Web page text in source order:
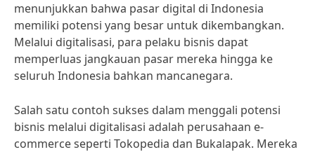
menunjukkan bahwa pasar digital di Indonesia
memiliki potensi yang besar untuk dikembangkan.
Melalui digitalisasi, para pelaku bisnis dapat
memperluas jangkauan pasar mereka hingga ke
seluruh Indonesia bahkan mancanegara.
Salah satu contoh sukses dalam menggali potensi
bisnis melalui digitalisasi adalah perusahaan e-
commerce seperti Tokopedia dan Bukalapak. Mereka